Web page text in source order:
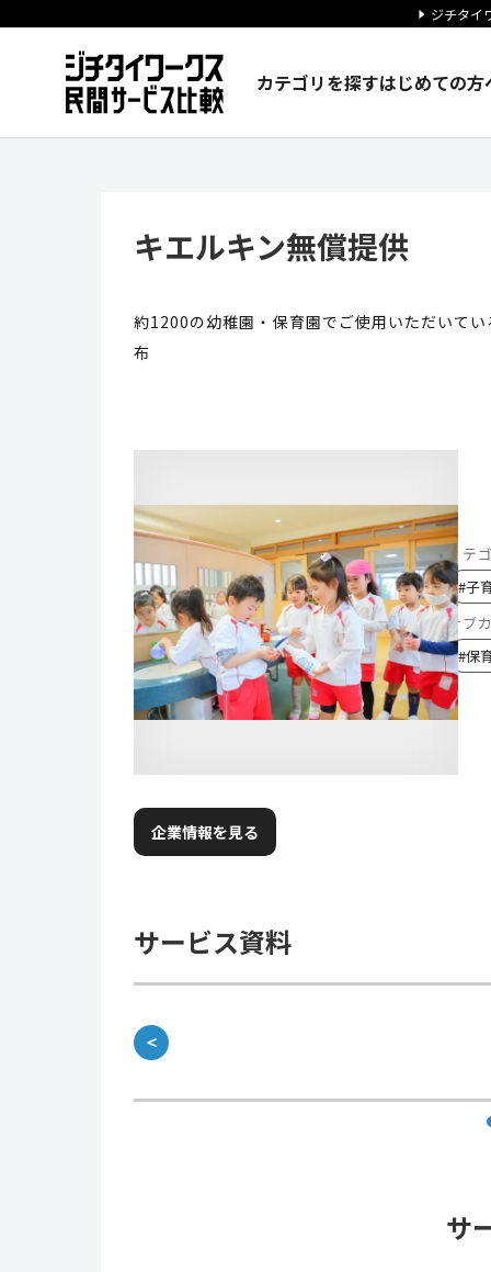
ジチタイ
カテゴリを探すはじめての方
キエルキン無償提供
約1200の幼稚園・保育園でご使用いただいて
布
カテ
#子
サブ
#保
企業情報を見る
サービス資料
＜
サ